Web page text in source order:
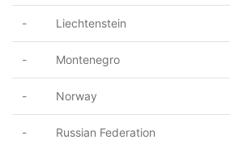
- Liechtenstein
- Montenegro
- Norway
- Russian Federation